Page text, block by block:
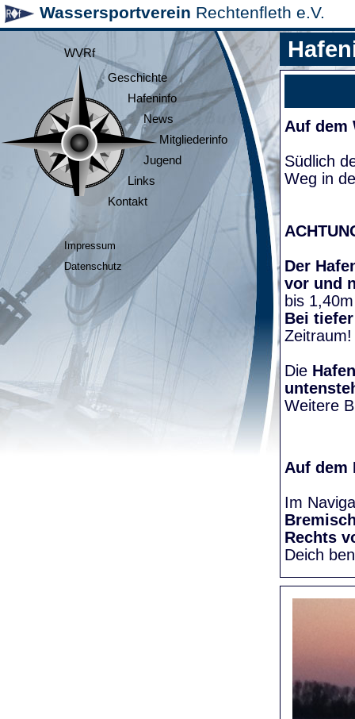
Wassersportverein Rechtenfleth e.V.
WVRf
Geschichte
Hafeninfo
News
Mitgliederinfo
Jugend
Links
Kontakt
Impressum
Datenschutz
Auf dem
Südlich
Weg in
Der
vor und
bis
Bei
Die
Weitere
Auf dem
Im
Rechts
Deich